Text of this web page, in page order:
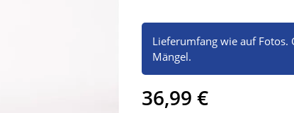
Lieferumfang wie auf Fotos.
Mängel.
36,99 €